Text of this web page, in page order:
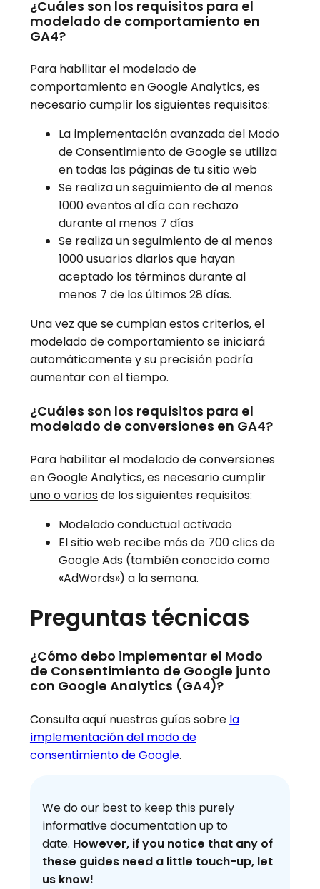
¿Cuáles son los requisitos para el
modelado de comportamiento en
GA4?
Para habilitar el modelado de
comportamiento en Google Analytics, es
necesario cumplir los siguientes requisitos:
La implementación avanzada del Modo
de Consentimiento de Google se utiliza
en todas las páginas de tu sitio web
Se realiza un seguimiento de al menos
1000 eventos al día con rechazo
durante al menos 7 días
Se realiza un seguimiento de al menos
1000 usuarios diarios que hayan
aceptado los términos durante al
menos 7 de los últimos 28 días.
Una vez que se cumplan estos criterios, el
modelado de comportamiento se iniciará
automáticamente y su precisión podría
aumentar con el tiempo.
¿Cuáles son los requisitos para el
modelado de conversiones en GA4?
Para habilitar el modelado de conversiones
en Google Analytics, es necesario cumplir
uno o variosde los siguientes requisitos:
Modelado conductual activado
El sitio web recibe más de 700 clics de
Google Ads (también conocido como
«AdWords») a la semana.
Preguntas técnicas
¿Cómo debo implementar el Modo
de Consentimiento de Google junto
con Google Analytics (GA4)?
Consulta aquí nuestras guías sobre la
implementación del modo de
consentimiento de Google.
We do our best to keep this purely
informative documentation up to
date. However, if you notice that any of
these guides need a little touch-up, let
us know!